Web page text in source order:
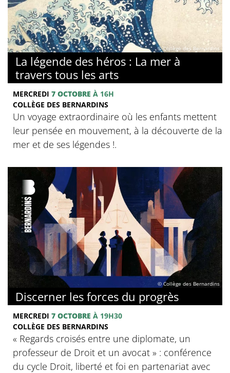
© Collège des Bernardins
La légende des héros : La mer à
travers tous les arts
MERCREDI 7 OCTOBRE À 16H
COLLÈGE DES BERNARDINS
Un voyage extraordinaire où les enfants mettent
leur pensée en mouvement, à la découverte de la
mer et de ses légendes !.
© Collège des Bernardins
Discerner les forces du progrès
MERCREDI 7 OCTOBRE À 19H30
COLLÈGE DES BERNARDINS
‍« Regards croisés entre une diplomate, un
professeur de Droit et un avocat » : conférence
du cycle Droit, liberté et foi en partenariat avec